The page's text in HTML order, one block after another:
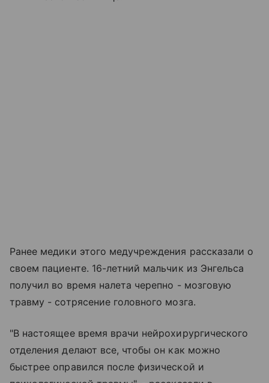
Ранее медики этого медучреждения рассказали о
своем пациенте. 16-летний мальчик из Энгельса
получил во время налета черепно - мозговую
травму - сотрясение головного мозга.
"В настоящее время врачи нейрохирургического
отделения делают все, чтобы он как можно
быстрее оправился после физической и